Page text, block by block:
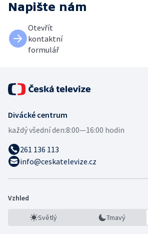
Napište nám
Otevřít
kontaktní
formulář
Divácké centrum
každý všední den:8:00—16:00 hodin
261 136 113
info@ceskatelevize.cz
Vzhled
Světlý Tmavý